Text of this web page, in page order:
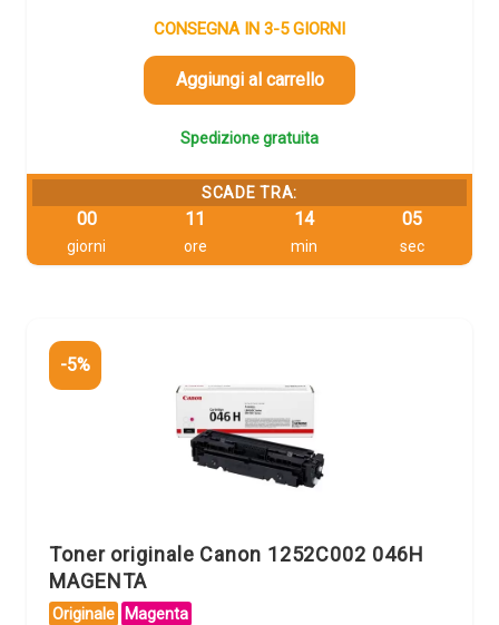
originale
era:
123,31 €.
CONSEGNA IN 3-5 GIORNI
Aggiungi al carrello
Spedizione gratuita
SCADE TRA:
00
giorni
11
ore
14
min
04
sec
-5%
Toner originale Canon 1252C002 046H
MAGENTA
Originale Magenta